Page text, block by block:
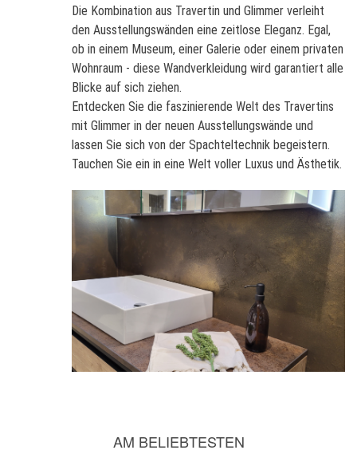
Die Kombination aus Travertin und Glimmer verleiht
den Ausstellungswänden eine zeitlose Eleganz. Egal,
ob in einem Museum, einer Galerie oder einem privaten
Wohnraum - diese Wandverkleidung wird garantiert alle
Blicke auf sich ziehen.
Entdecken Sie die faszinierende Welt des Travertins
mit Glimmer in der neuen Ausstellungswände und
lassen Sie sich von der Spachteltechnik begeistern.
Tauchen Sie ein in eine Welt voller Luxus und Ästhetik.
AM BELIEBTESTEN